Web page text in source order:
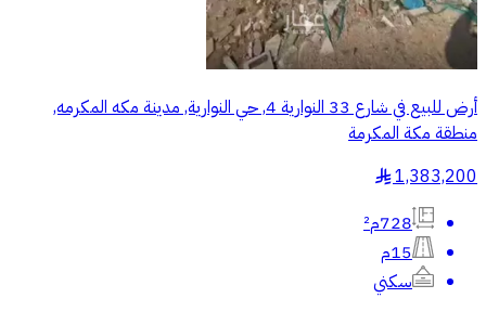
أرض للبيع في شارع 33 النوارية 4, حي النوارية, مدينة مكه المكرمه,
منطقة مكة المكرمة
1,383,200
§
728م²
15م
سكني